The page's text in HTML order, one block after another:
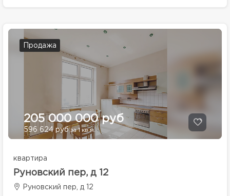
Продажа
205 000 000 руб
596 624 рубза 1 кв.м.
квартира
Руновский пер, д 12
Руновский пер, д 12